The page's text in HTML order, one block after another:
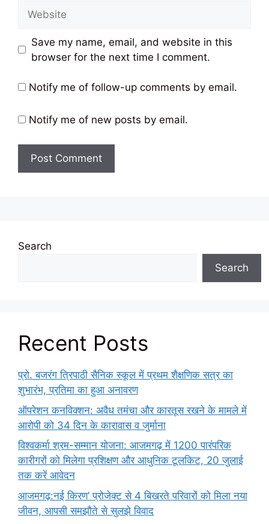
Save my name, email, and website in this
browser for the next time I comment.
Notify me of follow-up comments by email.
Notify me of new posts by email.
Search
Search
Recent Posts
प्रो. बजरंग त्रिपाठी सैनिक स्कूल में प्रथम शैक्षणिक सत्र का
शुभारंभ, प्रतिमा का हुआ अनावरण
ऑपरेशन कनविक्शन: अवैध तमंचा और कारतूस रखने के मामले में
आरोपी को 34 दिन के कारावास व जुर्माना
विश्वकर्मा श्रम-सम्मान योजना: आजमगढ़ में 1200 पारंपरिक
कारीगरों को मिलेगा प्रशिक्षण और आधुनिक टूलकिट, 20 जुलाई
तक करें आवेदन
आजमगढ़:नई किरण’ प्रोजेक्ट से 4 बिखरते परिवारों को मिला नया
जीवन, आपसी समझौते से सुलझे विवाद